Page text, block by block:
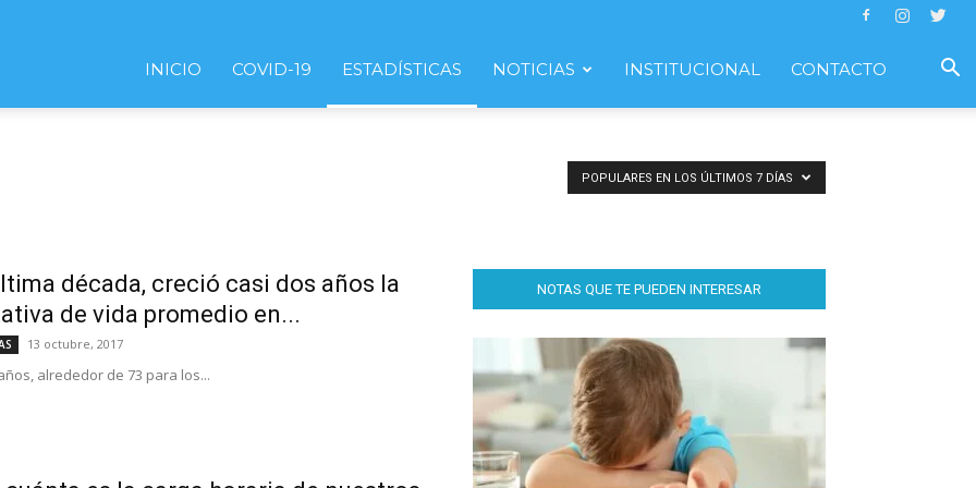
INICIO COVID-19 ESTADÍSTICAS NOTICIAS INSTITUCIONAL CONTACTO
POPULARES EN LOS ÚLTIMOS 7 DÍAS
década, creció casi dos años la
de vida promedio en...
13 octubre, 2017
alrededor de 73 para los...
NOTAS QUE TE PUEDEN INTERESAR